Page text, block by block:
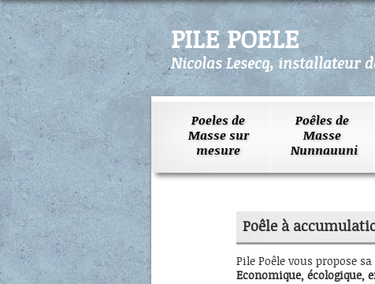
PILE POELE
Nicolas Lesecq, installateur
Poeles de
Masse sur
mesure
Poêles de
Masse
Nunnauuni
Poêle à
Pile Poêle vous propose
Economique, écologique,